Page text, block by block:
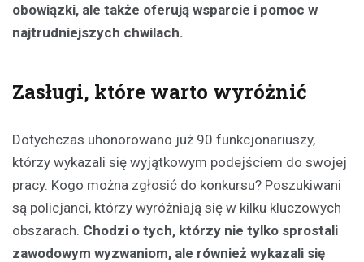
obowiązki, ale także oferują wsparcie i pomoc w
najtrudniejszych chwilach.
Zasługi, które warto wyróżnić
Dotychczas uhonorowano już 90 funkcjonariuszy,
którzy wykazali się wyjątkowym podejściem do swojej
pracy. Kogo można zgłosić do konkursu? Poszukiwani
są policjanci, którzy wyróżniają się w kilku kluczowych
obszarach. Chodzi o tych, którzy nie tylko sprostali
zawodowym wyzwaniom, ale również wykazali się